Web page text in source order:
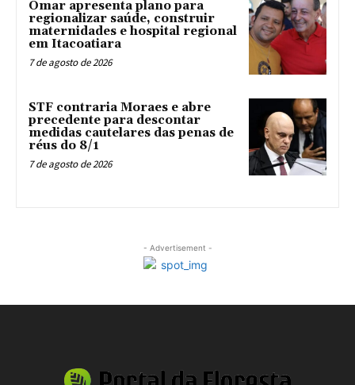
Omar apresenta plano para
regionalizar saúde, construir
maternidades e hospital regional
em Itacoatiara
7 de agosto de 2026
STF contraria Moraes e abre
precedente para descontar
medidas cautelares das penas de
réus do 8/1
7 de agosto de 2026
- Advertisement -